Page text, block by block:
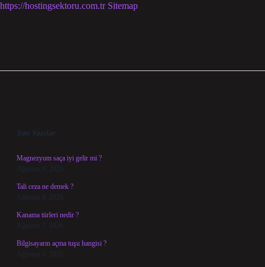
https://hostingsektoru.com.tr Sitemap
Son Yazılar
Magnezyum saça iyi gelir mi ?
Ağustos 9, 2026
Tali ceza ne demek ?
Ağustos 8, 2026
Kanama türleri nedir ?
Ağustos 7, 2026
Bilgisayarın açma tuşu hangisi ?
Ağustos 6, 2026